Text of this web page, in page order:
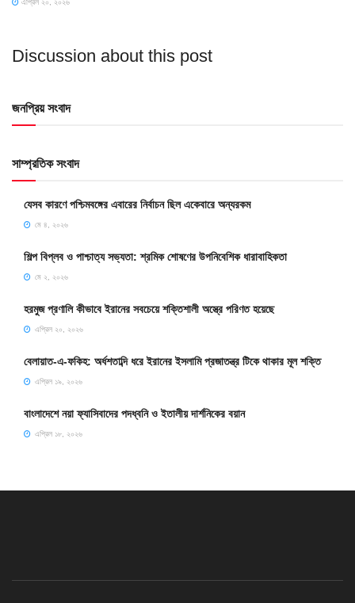
এপ্রিল ২০, ২০২৬
Discussion about this post
জনপ্রিয় সংবাদ
সাম্প্রতিক সংবাদ
যেসব কারণে পশ্চিমবঙ্গের এবারের নির্বাচন ছিল একেবারে অন্যরকম
মে ৪, ২০২৬
শিল্প বিপ্লব ও পাশ্চাত্য সভ্যতা: শ্রমিক শোষণের উপনিবেশিক ধারাবাহিকতা
মে ২, ২০২৬
হরমুজ প্রণালি কীভাবে ইরানের সবচেয়ে শক্তিশালী অস্ত্রে পরিণত হয়েছে
এপ্রিল ২০, ২০২৬
বেলায়াত-এ-ফকিহ: অর্ধশতাব্দি ধরে ইরানের ইসলামি প্রজাতন্ত্র টিকে থাকার মূল শক্তি
এপ্রিল ১৯, ২০২৬
বাংলাদেশে নয়া ফ্যাসিবাদের পদধ্বনি ও ইতালীয় দার্শনিকের বয়ান
এপ্রিল ১৮, ২০২৬